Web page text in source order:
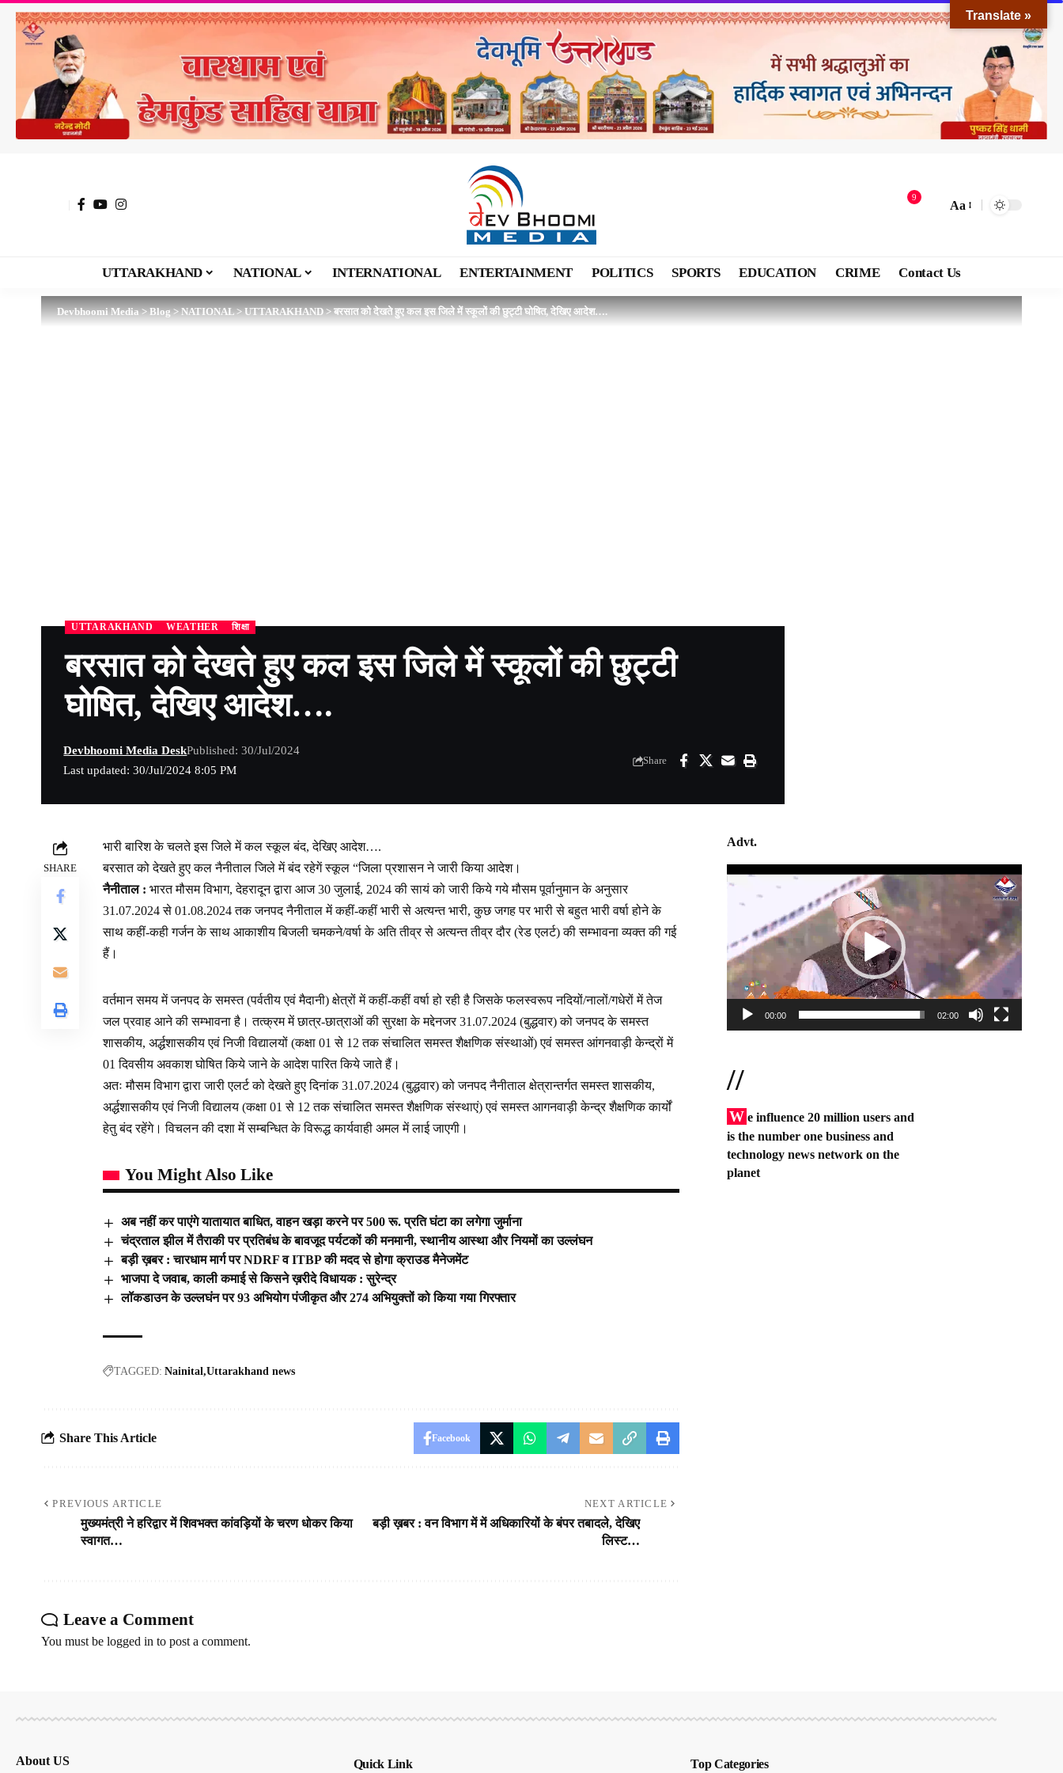
9
Aa
UTTARAKHAND NATIONAL INTERNATIONAL ENTERTAINMENT POLITICS SPORTS EDUCATION CRIME Contact Us
Devbhoomi Media>Blog>NATIONAL>UTTARAKHAND>बरसात को देखते हुए कल इस जिले में स्कूलों की छुट्टी घोषित, देखिए आदेश….
UTTARAKHAND WEATHER शिक्षा
बरसात को देखते हुए कल इस जिले में स्कूलों की छुट्टी
घोषित, देखिए आदेश….
Last updated: 30/Jul/2024 8:05 PM
Devbhoomi Media DeskPublished: 30/Jul/2024
Share
SHARE
भारी बारिश के चलते इस जिले में कल स्कूल बंद, देखिए आदेश….
बरसात को देखते हुए कल नैनीताल जिले में बंद रहेगें स्कूल “जिला प्रशासन ने जारी किया आदेश।
नैनीताल : भारत मौसम विभाग, देहरादून द्वारा आज 30 जुलाई, 2024 की सायं को जारी किये गये मौसम पूर्वानुमान के अनुसार
31.07.2024 से 01.08.2024 तक जनपद नैनीताल में कहीं-कहीं भारी से अत्यन्त भारी, कुछ जगह पर भारी से बहुत भारी वर्षा होने के
साथ कहीं-कही गर्जन के साथ आकाशीय बिजली चमकने/वर्षा के अति तीव्र से अत्यन्त तीव्र दौर (रेड एलर्ट) की सम्भावना व्यक्त की गई
हैं।
वर्तमान समय में जनपद के समस्त (पर्वतीय एवं मैदानी) क्षेत्रों में कहीं-कहीं वर्षा हो रही है जिसके फलस्वरूप नदियों/नालों/गधेरों में तेज
जल प्रवाह आने की सम्भावना है। तत्क्रम में छात्र-छात्राओं की सुरक्षा के मद्देनजर 31.07.2024 (बुद्धवार) को जनपद के समस्त
शासकीय, अर्द्धशासकीय एवं निजी विद्यालयों (कक्षा 01 से 12 तक संचालित समस्त शैक्षणिक संस्थाओं) एवं समस्त आंगनवाड़ी केन्द्रों में
01 दिवसीय अवकाश घोषित किये जाने के आदेश पारित किये जाते हैं।
अतः मौसम विभाग द्वारा जारी एलर्ट को देखते हुए दिनांक 31.07.2024 (बुद्धवार) को जनपद नैनीताल क्षेत्रान्तर्गत समस्त शासकीय,
अर्द्धशासकीय एवं निजी विद्यालय (कक्षा 01 से 12 तक संचालित समस्त शैक्षणिक संस्थाएं) एवं समस्त आगनवाड़ी केन्द्र शैक्षणिक कार्यों
हेतु बंद रहेंगे। विचलन की दशा में सम्बन्धित के विरूद्ध कार्यवाही अमल में लाई जाएगी।
You Might Also Like
अब नहीं कर पाएंगे यातायात बाधित, वाहन खड़ा करने पर 500 रू. प्रति घंटा का लगेगा जुर्माना
चंद्रताल झील में तैराकी पर प्रतिबंध के बावजूद पर्यटकों की मनमानी, स्थानीय आस्था और नियमों का उल्लंघन
बड़ी ख़बर : चारधाम मार्ग पर NDRF व ITBP की मदद से होगा क्राउड मैनेजमेंट
भाजपा दे जवाब, काली कमाई से किसने ख़रीदे विधायक : सुरेन्द्र
लॉकडाउन के उल्लघंन पर 93 अभियोग पंजीकृत और 274 अभियुक्तों को किया गया गिरफ्तार
TAGGED: Nainital Uttarakhand news
Share This Article Facebook
PREVIOUS ARTICLE
मुख्यमंत्री ने हरिद्वार में शिवभक्त कांवड़ियों के चरण धोकर किया
स्वागत…
NEXT ARTICLE
बड़ी ख़बर : वन विभाग में में अधिकारियों के बंपर तबादले, देखिए
लिस्ट…
Leave a Comment
You must be logged in to post a comment.
Advt.
Video
00:00 02:00
//
W e influence 20 million users and
is the number one business and
technology news network on the
planet
About US Quick Link Top Categories
Translate »